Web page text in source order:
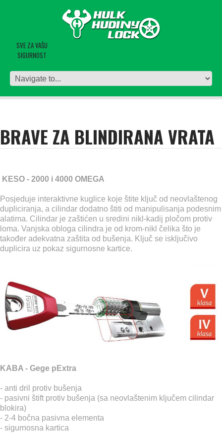
SVE ZA VAŠU
SIGURNOST
BRAVE ZA BLINDIRANA VRATA
KESO - 2000 i 4000 OMEGA
Posjeduje interaktivne kuglice koje štite ključ od neovlaštenog
dupliciranja, a cilindar dodatno štiti od manipulisanja podesnim
alatima. Cilindar je zaštićen u sredini nikl-kadij pločom protiv
loma. Vanjska obloga cilindra je od krom-nikl čelika što je
također adekvatna zaštita od bušenja. Ključ se isključivo
duplicira uz pokaz sigurnosne kartice.
KABA - Gege pExtra
- anti dril protiv bušenja
- pasivni štift protiv bušenja (sa neovlaštenim ključem cilindar
blokira)
- 2-4 bočna pasivna elementa
- sigurnosna kartica